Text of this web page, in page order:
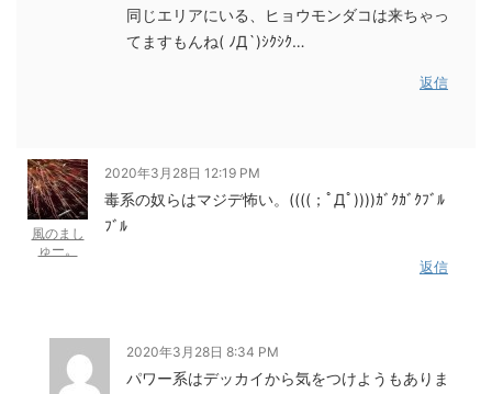
同じエリアにいる、ヒョウモンダコは来ちゃっ
てますもんね( ﾉД`)ｼｸｼｸ…
返信
風のまし
ゅー。
2020年3月28日 12:19 PM
毒系の奴らはマジデ怖い。((((；ﾟДﾟ))))ｶﾞｸｶﾞｸﾌﾞﾙ
ﾌﾞﾙ
返信
2020年3月28日 8:34 PM
パワー系はデッカイから気をつけようもありま